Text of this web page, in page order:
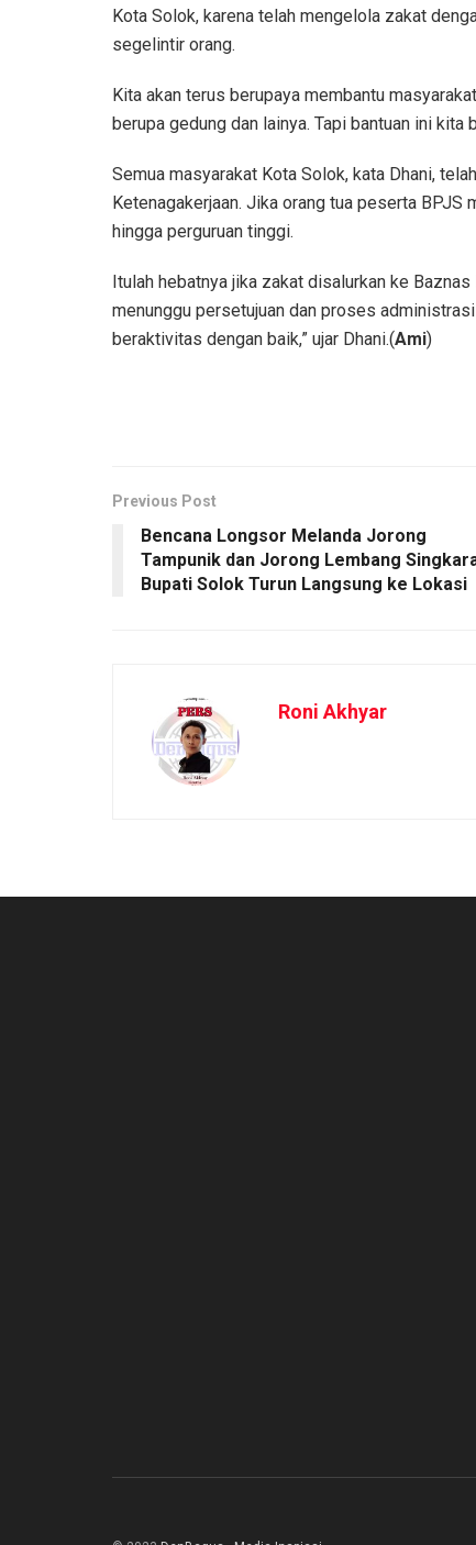
Kota Solok, karena telah mengelola zakat
segelintir orang.
Kita akan terus berupaya membantu
berupa gedung dan lainya. Tapi bantuan ini
Semua masyarakat Kota Solok, kata Dhani,
Ketenagakerjaan. Jika orang tua peserta BPJS
hingga perguruan tinggi.
Itulah hebatnya jika zakat disalurkan ke
menunggu persetujuan dan proses
beraktivitas dengan baik,” ujar Dhani.(Ami)
Previous Post
Bencana Longsor Melanda Jorong
Tampunik dan Jorong Lembang
Bupati Solok Turun Langsung ke Lokasi
Roni Akhyar